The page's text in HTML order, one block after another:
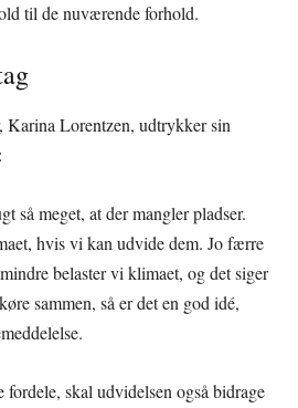
til de nuværende forhold.
Karina Lorentzen, udtrykker sin
så meget, at der mangler pladser.
hvis vi kan udvide dem. Jo færre
belaster vi klimaet, og det siger
sammen, så er det en god idé,
skal udvidelsen også bidrage